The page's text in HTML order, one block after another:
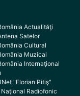
Actualităţi
Satelor
Cultural
Muzical
Internaţional
"Florian Pitiş"
Radiofonic